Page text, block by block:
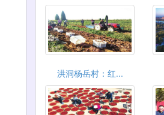
洪洞杨岳村：红...